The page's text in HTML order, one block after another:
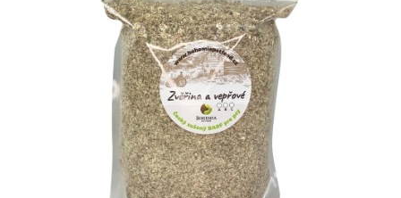
hvězdiček.